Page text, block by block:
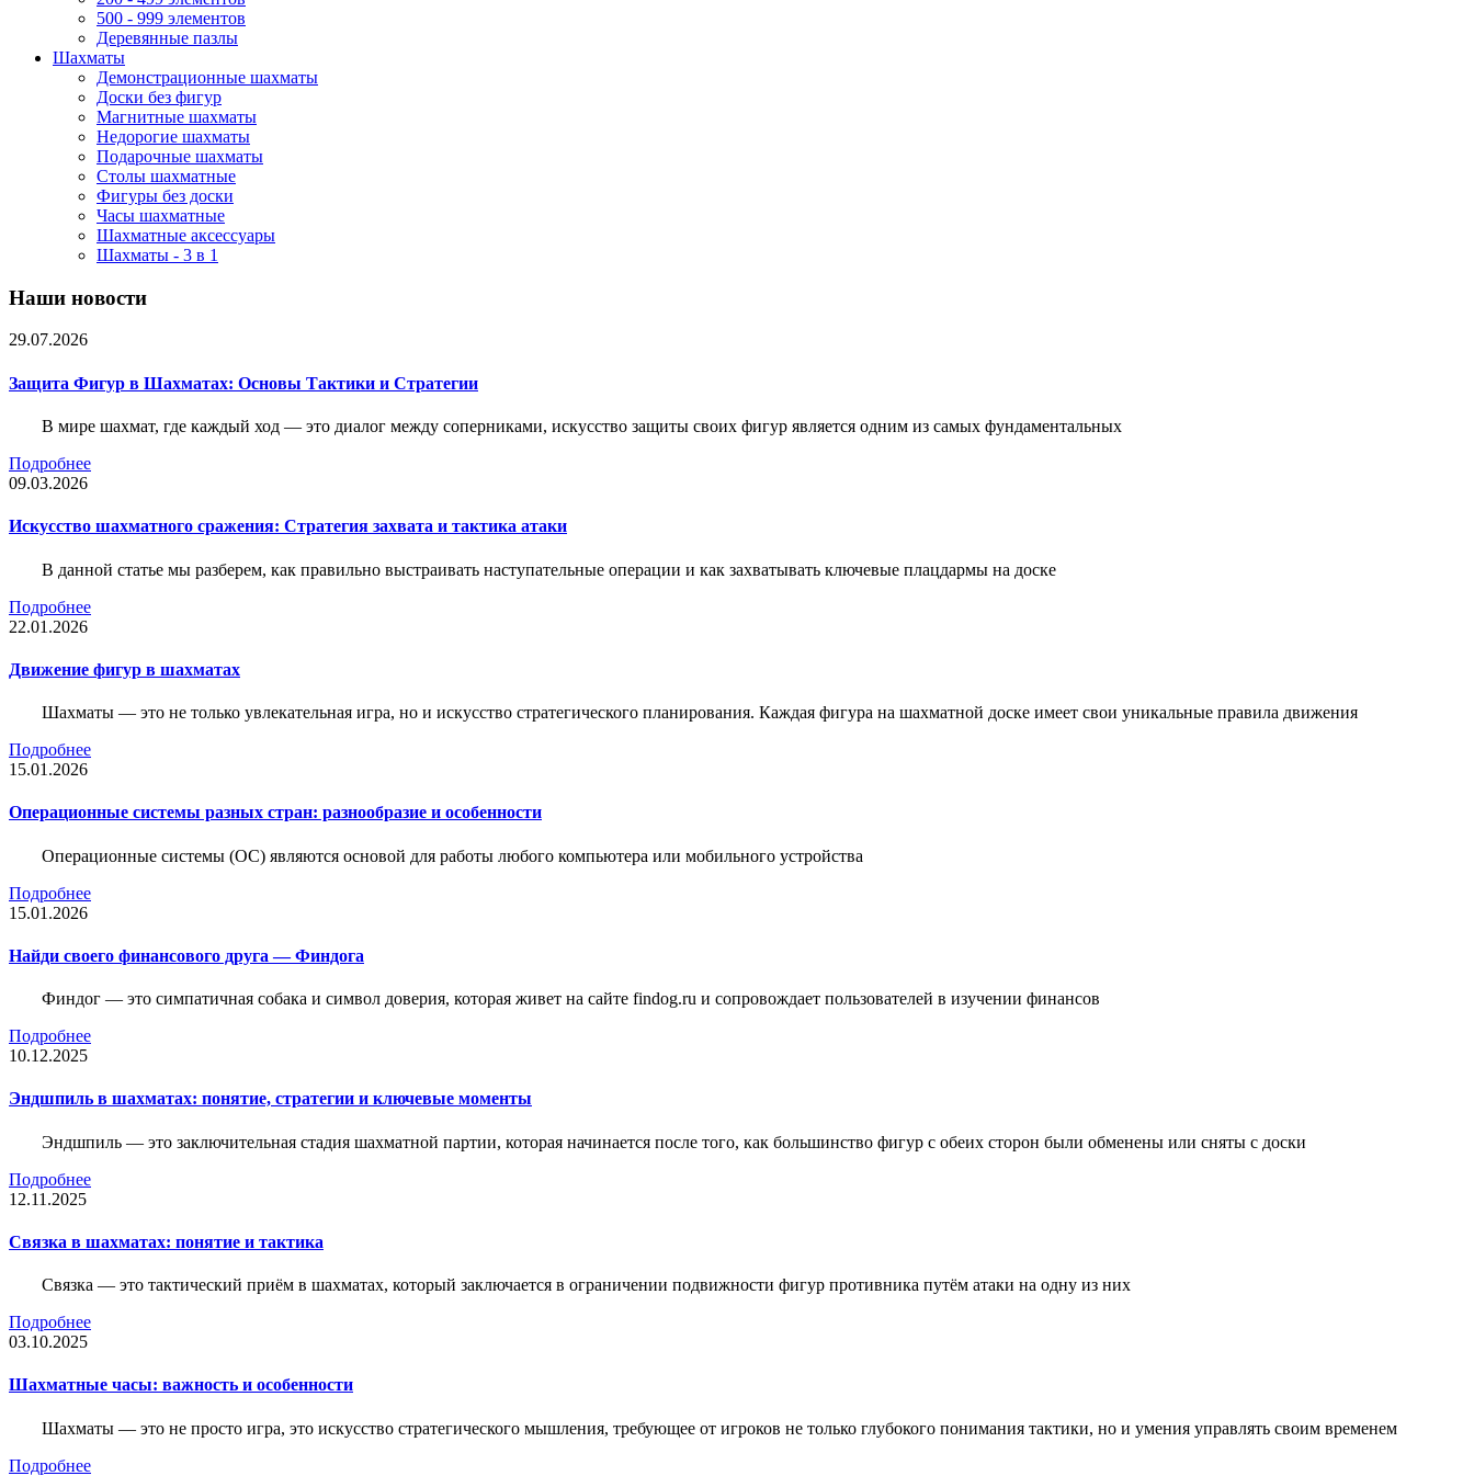
500 - 999 элементов
Деревянные пазлы
Шахматы
Демонстрационные шахматы
Доски без фигур
Магнитные шахматы
Недорогие шахматы
Подарочные шахматы
Столы шахматные
Фигуры без доски
Часы шахматные
Шахматные аксессуары
Шахматы - 3 в 1
Наши новости
29.07.2026
Защита Фигур в Шахматах: Основы Тактики и Стратегии
В мире шахмат, где каждый ход — это диалог между соперниками, искусство защиты своих фигур является одним из самых фундаментальных
Подробнее
09.03.2026
Искусство шахматного сражения: Стратегия захвата и тактика атаки
В данной статье мы разберем, как правильно выстраивать наступательные операции и как захватывать ключевые плацдармы на доске
Подробнее
22.01.2026
Движение фигур в шахматах
Шахматы — это не только увлекательная игра, но и искусство стратегического планирования. Каждая фигура на шахматной доске имеет свои уникальные правила движения
Подробнее
15.01.2026
Операционные системы разных стран: разнообразие и особенности
Операционные системы (ОС) являются основой для работы любого компьютера или мобильного устройства
Подробнее
15.01.2026
Найди своего финансового друга — Финдога
Финдог — это симпатичная собака и символ доверия, которая живет на сайте findog.ru и сопровождает пользователей в изучении финансов
Подробнее
10.12.2025
Эндшпиль в шахматах: понятие, стратегии и ключевые моменты
Эндшпиль — это заключительная стадия шахматной партии, которая начинается после того, как большинство фигур с обеих сторон были обменены или сняты с доски
Подробнее
12.11.2025
Связка в шахматах: понятие и тактика
Связка — это тактический приём в шахматах, который заключается в ограничении подвижности фигур противника путём атаки на одну из них
Подробнее
03.10.2025
Шахматные часы: важность и особенности
Шахматы — это не просто игра, это искусство стратегического мышления, требующее от игроков не только глубокого понимания тактики, но и умения управлять своим временем
Подробнее